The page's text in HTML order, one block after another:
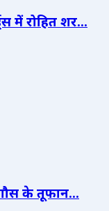
में रोहित शर...
के तूफान...